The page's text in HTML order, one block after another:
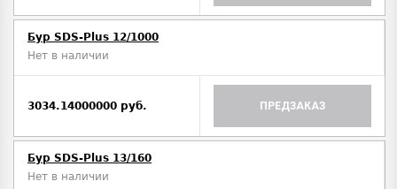
Бур SDS-Plus 12/1000
Нет в наличии
3034.14000000 руб. ПРЕДЗАКАЗ
Бур SDS-Plus 13/160
Нет в наличии